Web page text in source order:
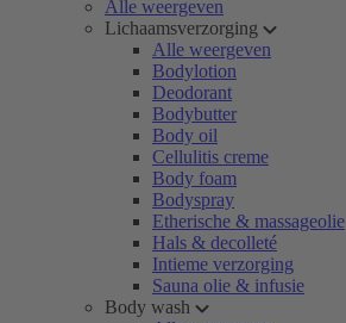
Alle weergeven
Lichaamsverzorging
Alle weergeven
Bodylotion
Deodorant
Bodybutter
Body oil
Cellulitis creme
Body foam
Bodyspray
Etherische & massageolie
Hals & decolleté
Intieme verzorging
Sauna olie & infusie
Body wash